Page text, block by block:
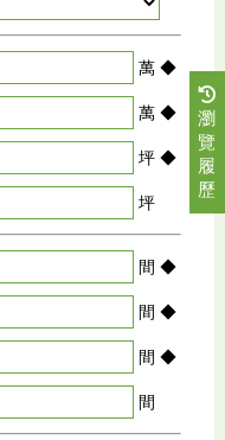
萬◆
萬◆
坪◆
坪
間◆
間◆
間◆
間
瀏
覽
履
歷